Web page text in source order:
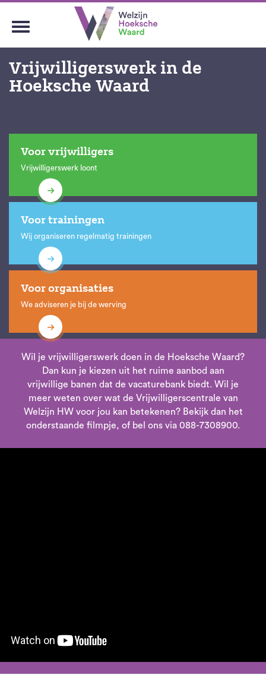
Vrijwilligerswerk in de
Hoeksche Waard
Voor vrijwilligers
Vrijwilligerswerk loont
Voor trainingen
Wij organiseren regelmatig trainingen
Voor organisaties
We adviseren je bij de werving
Wil je vrijwilligerswerk doen in de Hoeksche Waard?
Dan kun je kiezen uit het ruime aanbod aan
vrijwillige banen dat de vacaturebank biedt. Wil je
meer weten over wat de Vrijwilligerscentrale van
Welzijn HW voor jou kan betekenen? Bekijk dan het
onderstaande filmpje, of bel ons via 088-7308900.